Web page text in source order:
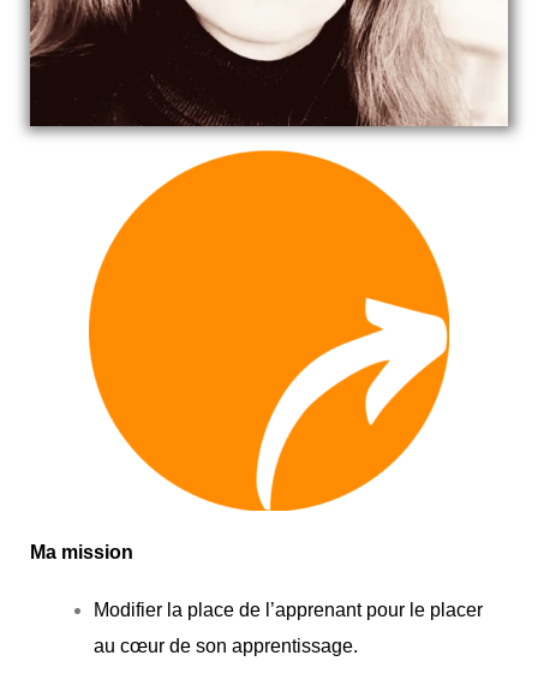
Ma mission
Modifier la place de l’apprenantpour le placer
au cœur de son apprentissage.